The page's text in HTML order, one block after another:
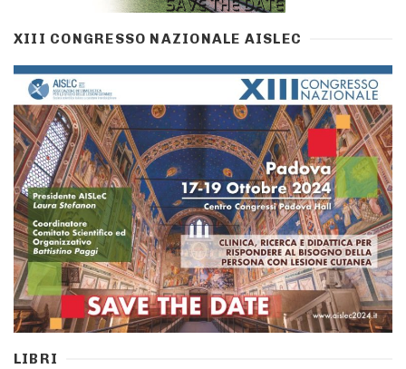
XIII CONGRESSO NAZIONALE AISLEC
LIBRI